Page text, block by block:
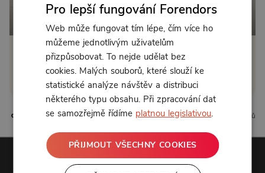
Od 129 Kč měsíčně
Klikněte pro odemčení
nebo sepřihlaste
7 líbí 1 komentářů
Pro lepší fungování Forendors
Web může fungovat tím lépe, čím více ho
můžeme jednotlivým uživatelům
přizpůsobovat. To nejde udělat bez
cookies. Malých souborů, které slouží ke
statistické analýze návštěv a distribuci
některého typu obsahu. Při zpracování dat
se samozřejmě řídíme platnou legislativou.
PŘIJMOUT VŠECHNY COOKIES